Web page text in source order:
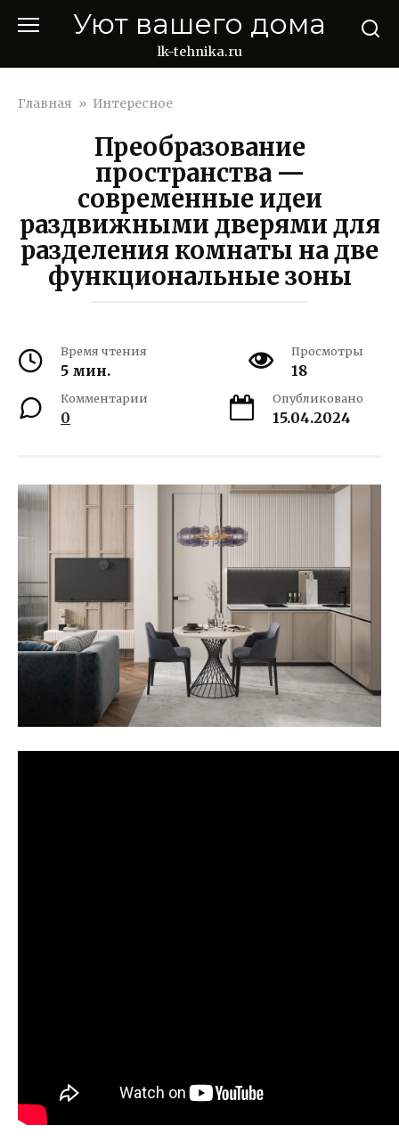
Уют вашего дома
lk-tehnika.ru
Главная » Интересное
Преобразование
пространства —
современные идеи
раздвижными дверями для
разделения комнаты на две
функциональные зоны
Время чтения
5 мин.
Просмотры
18
Комментарии
0
Опубликовано
15.04.2024